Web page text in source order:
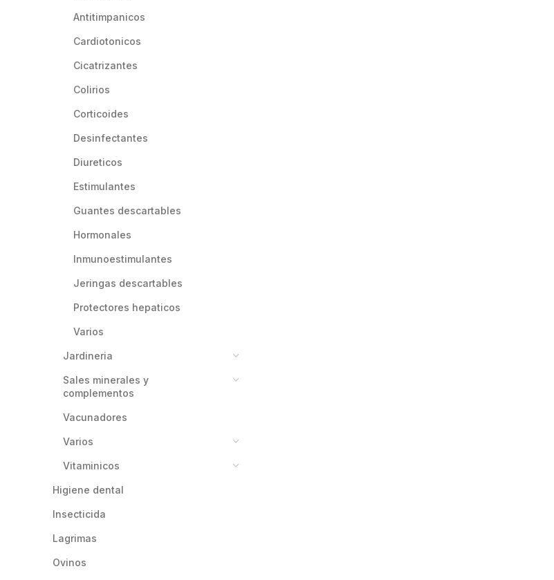
antitimpanicos
cardiotonicos
cicatrizantes
colirios
corticoides
desinfectantes
diureticos
estimulantes
guantes descartables
hormonales
inmunoestimulantes
jeringas descartables
protectores hepaticos
varios
jardineria
sales minerales y
complementos
vacunadores
varios
vitaminicos
higiene dental
insecticida
lagrimas
ovinos